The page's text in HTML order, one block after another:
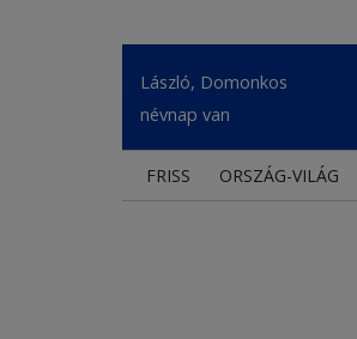
László, Domonkos
névnap van
FRISS ORSZÁG-VILÁG